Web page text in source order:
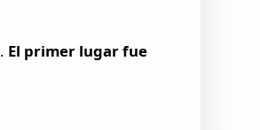
. El primer lugar fue